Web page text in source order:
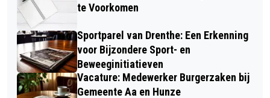
te Voorkomen
Sportparel van Drenthe: Een Erkenning
voor Bijzondere Sport- en
Beweeginitiatieven
Vacature: Medewerker Burgerzaken bij
Gemeente Aa en Hunze